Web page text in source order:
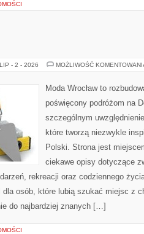
LIP - 2 - 2026 MOŻLIWOŚĆ
Moda Wrocław to
poświęcony podróżom na
szczególnym
które tworzą niezwykle
Polski. Strona jest
ciekawe opisy dotyczące
rekreacji oraz codziennego
dla osób, które lubią szukać miejsc z
do najbardziej znanych […]